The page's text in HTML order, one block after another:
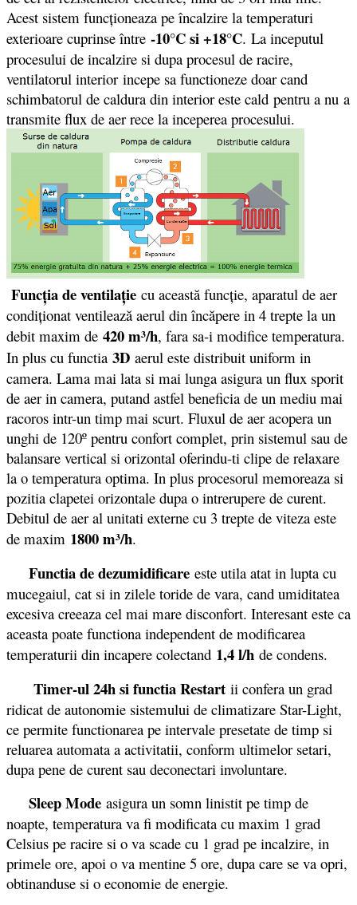
Acest sistem funcționeaza pe încalzire la temperaturi
exterioare cuprinse între -10°C si +18°C. La inceputul
procesului de incalzire si dupa procesul de racire,
ventilatorul interior incepe sa functioneze doar cand
schimbatorul de caldura din interior este cald pentru a nu a
transmite flux de aer rece la inceperea procesului.
Funcţia de ventilaţie cu această funcţie, aparatul de aer
condiţionat ventilează aerul din încăpere in 4 trepte la un
debit maxim de 420 m³/h, fara sa-i modifice temperatura.
In plus cu functia 3D aerul este distribuit uniform in
camera. Lama mai lata si mai lunga asigura un flux sporit
de aer in camera, putand astfel beneficia de un mediu mai
racoros intr-un timp mai scurt. Fluxul de aer acopera un
unghi de 120º pentru confort complet, prin sistemul sau de
balansare vertical si orizontal oferindu-ti clipe de relaxare
la o temperatura optima. In plus procesorul memoreaza si
pozitia clapetei orizontale dupa o intrerupere de curent.
Debitul de aer al unitati externe cu 3 trepte de viteza este
de maxim 1800 m³/h.
Functia de dezumidificare este utila atat in lupta cu
mucegaiul, cat si in zilele toride de vara, cand umiditatea
excesiva creeaza cel mai mare disconfort. Interesant este ca
aceasta poate functiona independent de modificarea
temperaturii din incapere colectand 1,4 l/h de condens.
Timer-ul 24h si functia Restart ii confera un grad
ridicat de autonomie sistemului de climatizare Star-Light,
ce permite functionarea pe intervale presetate de timp si
reluarea automata a activitatii, conform ultimelor setari,
dupa pene de curent sau deconectari involuntare.
Sleep Mode asigura un somn linistit pe timp de
noapte, temperatura va fi modificata cu maxim 1 grad
Celsius pe racire si o va scade cu 1 grad pe incalzire, in
primele ore, apoi o va mentine 5 ore, dupa care se va opri,
obtinanduse si o economie de energie.